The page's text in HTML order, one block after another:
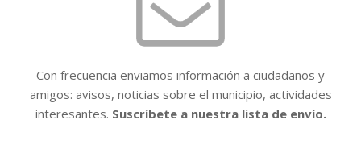
Con frecuencia enviamos información a ciudadanos y
amigos: avisos, noticias sobre el municipio, actividades
interesantes. Suscríbete a nuestra lista de envío.